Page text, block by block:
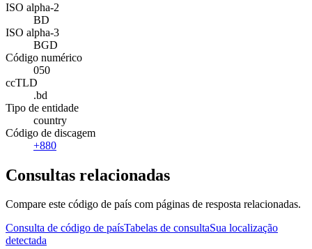
ISO alpha-2
BD
ISO alpha-3
BGD
Código numérico
050
ccTLD
.bd
Tipo de entidade
country
Código de discagem
+880
Consultas relacionadas
Compare este código de país com páginas de resposta relacionadas.
Consulta de código de paísTabelas de consultaSua localização
detectada